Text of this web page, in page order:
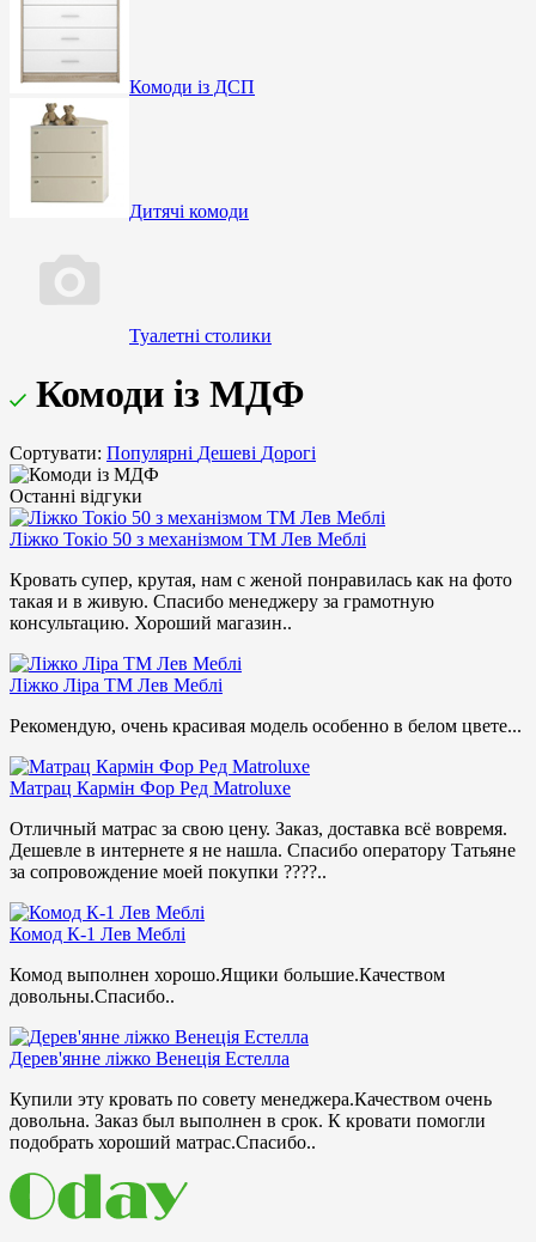
Комоди із ДСП
Дитячі комоди
Туалетні столики
Комоди із МДФ
Сортувати: Популярні Дешеві Дорогі
Останні відгуки
Ліжко Токіо 50 з механізмом ТМ Лев Меблі
Кровать супер, крутая, нам с женой понравилась как на фото
такая и в живую. Спасибо менеджеру за грамотную
консультацию. Хороший магазин..
Ліжко Ліра ТМ Лев Меблі
Рекомендую, очень красивая модель особенно в белом цвете...
Матрац Кармін Фор Ред Matroluxe
Отличный матрас за свою цену. Заказ, доставка всё вовремя.
Дешевле в интернете я не нашла. Спасибо оператору Татьяне
за сопровождение моей покупки ????..
Комод К-1 Лев Меблі
Комод выполнен хорошо.Ящики большие.Качеством
довольны.Спасибо..
Дерев'янне ліжко Венеція Естелла
Купили эту кровать по совету менеджера.Качеством очень
довольна. Заказ был выполнен в срок. К кровати помогли
подобрать хороший матрас.Спасибо..